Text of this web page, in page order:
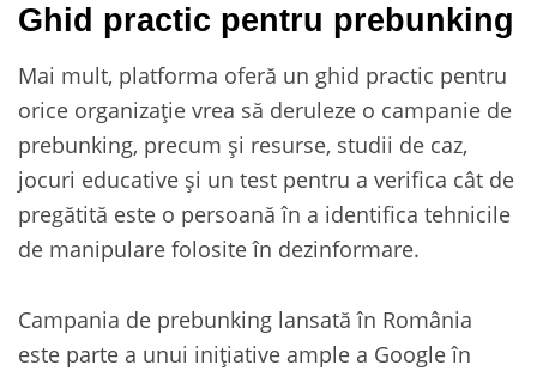
Ghid practic pentru prebunking
Mai mult, platforma oferă un ghid practic pentru
orice organizație vrea să deruleze o campanie de
prebunking, precum și resurse, studii de caz,
jocuri educative și un test pentru a verifica cât de
pregătită este o persoană în a identifica tehnicile
de manipulare folosite în dezinformare.
Campania de prebunking lansată în România
este parte a unui inițiative ample a Google în